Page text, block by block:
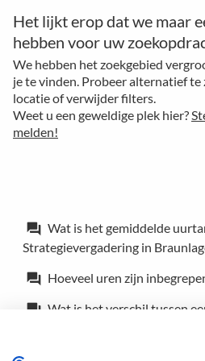
Het lijkt erop dat we maar
hebben voor uw
We hebben het zoekgebied
je te vinden. Probeer alternatief te
locatie of verwijder filters.
Weet u een geweldige plek hier?
melden!
forum Wat is het gemiddelde
Strategievergadering in
forum Hoeveel uren zijn
forum Wat is het verschil tussen